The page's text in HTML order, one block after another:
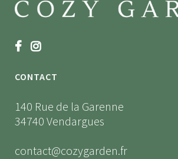
CONTACT
140 Rue de la Garenne
34740 Vendargues
contact@cozygarden.fr